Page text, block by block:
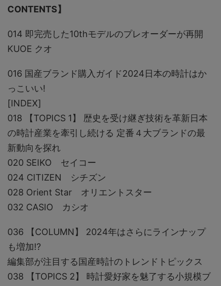
CONTENTS】
014 即完売した10thモデルのプレオーダーが再開
KUOE クオ
016 国産ブランド購入ガイド2024日本の時計はか
っこいい!
[INDEX]
018 【TOPICS 1】 歴史を受け継ぎ技術を革新日本
の時計産業を牽引し続ける 定番４大ブランドの最
新動向を探れ
020 SEIKO セイコー
024 CITIZEN シチズン
028 Orient Star オリエントスター
032 CASIO カシオ
036 【COLUMN】 2024年はさらにラインナップ
も増加!?
編集部が注目する国産時計のトレンドトピックス
038 【TOPICS 2】 時計愛好家を魅了する小規模ブ